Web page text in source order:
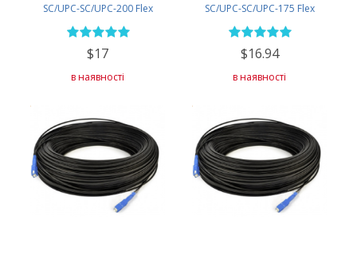
SC/UPC-SC/UPC-200 Flex
$17
в наявності
SC/UPC-SC/UPC-175 Flex
$16.94
в наявності